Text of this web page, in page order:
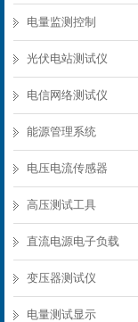
电量监测控制
光伏电站测试仪
电信网络测试仪
能源管理系统
电压电流传感器
高压测试工具
直流电源电子负载
变压器测试仪
电量测试显示